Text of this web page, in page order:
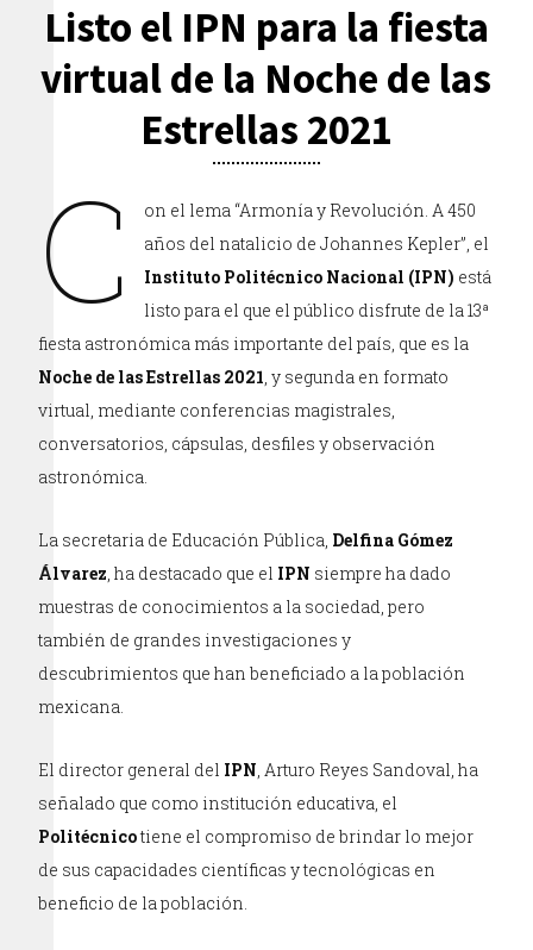
Listo el IPN para la fiesta
virtual de la Noche de las
Estrellas 2021
C
on el lema “Armonía y Revolución. A 450
años del natalicio de Johannes Kepler”, el
Instituto Politécnico Nacional (IPN) está
listo para el que el público disfrute de la 13ª
fiesta astronómica más importante del país, que es la
Noche de las Estrellas 2021, y segunda en formato
virtual, mediante conferencias magistrales,
conversatorios, cápsulas, desfiles y observación
astronómica.
La secretaria de Educación Pública, Delfina Gómez
Álvarez, ha destacado que el IPN siempre ha dado
muestras de conocimientos a la sociedad, pero
también de grandes investigaciones y
descubrimientos que han beneficiado a la población
mexicana.
El director general del IPN, Arturo Reyes Sandoval, ha
señalado que como institución educativa, el
Politécnicotiene el compromiso de brindar lo mejor
de sus capacidades científicas y tecnológicas en
beneficio de la población.